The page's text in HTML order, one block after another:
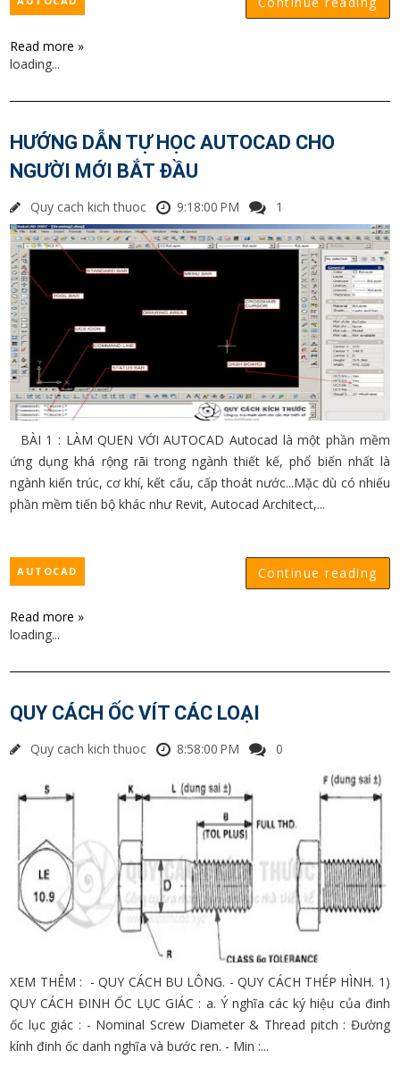
Read more »
loading...
HƯỚNG DẪN TỰ HỌC AUTOCAD CHO
NGƯỜI MỚI BẮT ĐẦU
Quy cach kich thuoc 9:18:00 PM 1
BÀI 1 : LÀM QUEN VỚI AUTOCAD Autocad là một phần mềm
ứng dụng khá rộng rãi trong ngành thiết kế, phổ biến nhất là
ngành kiến trúc, cơ khí, kết cấu, cấp thoát nước...Mặc dù có nhiếu
phần mềm tiến bộ khác như Revit, Autocad Architect,...
Continue reading
AUTOCAD
Read more »
loading...
QUY CÁCH ỐC VÍT CÁC LOẠI
Quy cach kich thuoc 8:58:00 PM 0
XEM THÊM : - QUY CÁCH BU LÔNG. - QUY CÁCH THÉP HÌNH. 1)
QUY CÁCH ĐINH ỐC LỤC GIÁC : a. Ý nghĩa các ký hiệu của đinh
ốc lục giác : - Nominal Screw Diameter & Thread pitch : Đường
kính đinh ốc danh nghĩa và bước ren. - Min :...